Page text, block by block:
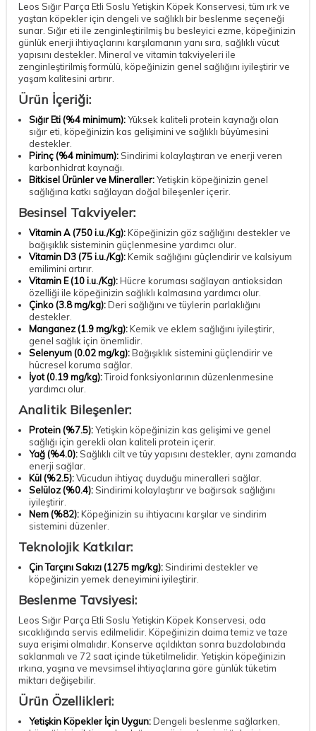
Leos Sığır Parça Etli Soslu Yetişkin Köpek Konservesi, tüm ırk ve
yaştan köpekler için dengeli ve sağlıklı bir beslenme seçeneği
sunar. Sığır eti ile zenginleştirilmiş bu besleyici ezme, köpeğinizin
günlük enerji ihtiyaçlarını karşılamanın yanı sıra, sağlıklı vücut
yapısını destekler. Mineral ve vitamin takviyeleri ile
zenginleştirilmiş formülü, köpeğinizin genel sağlığını iyileştirir ve
yaşam kalitesini artırır.
Ürün İçeriği:
Sığır Eti (%4 minimum):Yüksek kaliteli protein kaynağı olan
sığır eti, köpeğinizin kas gelişimini ve sağlıklı büyümesini
destekler.
Pirinç (%4 minimum): Sindirimi kolaylaştıran ve enerji veren
karbonhidrat kaynağı.
Bitkisel Ürünler ve Mineraller:Yetişkin köpeğinizin genel
sağlığına katkı sağlayan doğal bileşenler içerir.
Besinsel Takviyeler:
Vitamin A (750 i.u./Kg):Köpeğinizin göz sağlığını destekler ve
bağışıklık sisteminin güçlenmesine yardımcı olur.
Vitamin D3 (75 i.u./Kg):Kemik sağlığını güçlendirir ve kalsiyum
emilimini artırır.
Vitamin E (10 i.u./Kg):Hücre koruması sağlayan antioksidan
özelliği ile köpeğinizin sağlıklı kalmasına yardımcı olur.
Çinko (3.8 mg/kg):Deri sağlığını ve tüylerin parlaklığını
destekler.
Manganez (1.9 mg/kg):Kemik ve eklem sağlığını iyileştirir,
genel sağlık için önemlidir.
Selenyum (0.02 mg/kg):Bağışıklık sistemini güçlendirir ve
hücresel koruma sağlar.
İyot (0.19 mg/kg):Tiroid fonksiyonlarının düzenlenmesine
yardımcı olur.
Analitik Bileşenler:
Protein (%7.5):Yetişkin köpeğinizin kas gelişimi ve genel
sağlığı için gerekli olan kaliteli protein içerir.
Yağ (%4.0): Sağlıklı cilt ve tüy yapısını destekler, aynı zamanda
enerji sağlar.
Kül (%2.5):Vücudun ihtiyaç duyduğu mineralleri sağlar.
Selüloz (%0.4): Sindirimi kolaylaştırır ve bağırsak sağlığını
iyileştirir.
Nem (%82):Köpeğinizin su ihtiyacını karşılar ve sindirim
sistemini düzenler.
Teknolojik Katkılar:
Çin Tarçını Sakızı (1275 mg/kg): Sindirimi destekler ve
köpeğinizin yemek deneyimini iyileştirir.
Beslenme Tavsiyesi:
Leos Sığır Parça Etli Soslu Yetişkin Köpek Konservesi, oda
sıcaklığında servis edilmelidir. Köpeğinizin daima temiz ve taze
suya erişimi olmalıdır. Konserve açıldıktan sonra buzdolabında
saklanmalı ve 72 saat içinde tüketilmelidir. Yetişkin köpeğinizin
ırkına, yaşına ve mevsimsel ihtiyaçlarına göre günlük tüketim
miktarı değişebilir.
Ürün Özellikleri:
Yetişkin Köpekler İçin Uygun:Dengeli beslenme sağlarken,